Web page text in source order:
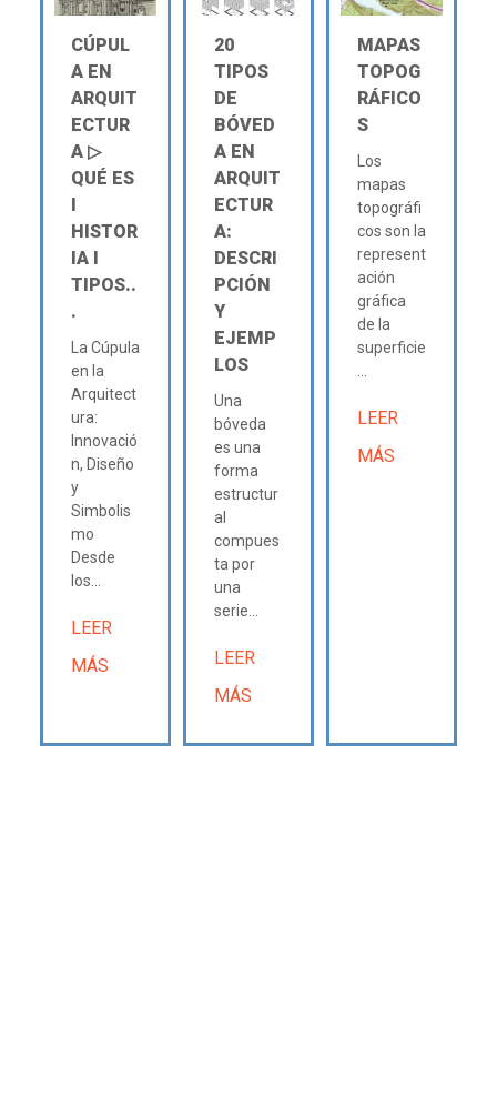
CÚPUL
A EN
ARQUIT
ECTUR
A ▷
QUÉ ES
HISTOR
IA Ι
TIPOS..
.
La Cúpula
en la
Arquitect
ura:
Innovació
n, Diseño
y
Simbolis
mo
Desde
los...
LEER
MÁS
20
TIPOS
DE
BÓVED
A EN
ARQUIT
ECTUR
A:
DESCRI
PCIÓN
Y
EJEMP
LOS
Una
bóveda
es una
forma
estructur
al
compues
ta por
una
serie...
LEER
MÁS
MAPAS
TOPOG
RÁFICO
S
Los
mapas
topográfi
cos son la
represent
ación
gráfica
de la
superficie
...
LEER
MÁS